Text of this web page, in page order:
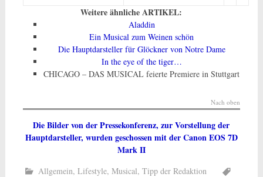
Weitere ähnliche ARTIKEL:
Aladdin
Ein Musical zum Weinen schön
Die Hauptdar­steller für Glöckner von Notre Dame
In the eye of the tiger…
CHICAGO – DAS MUSICAL feierte Premiere in Stuttgart
Nach oben
Die Bilder von der Pressekonferenz, zur Vorstellung der
Hauptdarsteller, wurden geschossen mit der Canon EOS 7D
Mark II
Allgemein, Lifestyle, Musical, Tipp der Redaktion